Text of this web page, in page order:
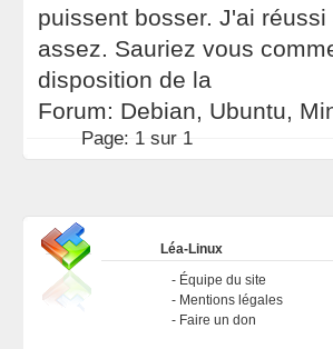
puissent bosser. J'ai
assez. Sauriez vous
disposition de la
Forum: Debian, Ubuntu,
Page: 1 sur 1
Léa-Linux
Équipe du site
Mentions légales
Faire un don